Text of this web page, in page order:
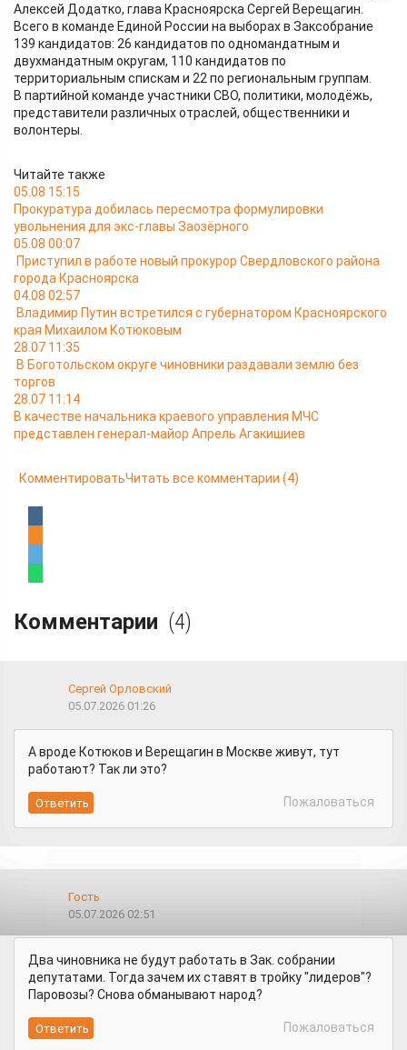
Алексей Додатко, глава Красноярска Сергей Верещагин.
Всего в команде Единой России на выборах в Заксобрание
139 кандидатов: 26 кандидатов по одномандатным и
двухмандатным округам, 110 кандидатов по
территориальным спискам и 22 по региональным группам.
В партийной команде участники СВО, политики, молодёжь,
представители различных отраслей, общественники и
волонтеры.
Читайте также
05.08 15:15
Прокуратура добилась пересмотра формулировки
увольнения для экс-главы Заозёрного
05.08 00:07
Приступил в работе новый прокурор Свердловского района
города Красноярска
04.08 02:57
Владимир Путин встретился с губернатором Красноярского
края Михаилом Котюковым
28.07 11:35
В Боготольском округе чиновники раздавали землю без
торгов
28.07 11:14
В качестве начальника краевого управления МЧС
представлен генерал-майор Апрель Агакишиев
КомментироватьЧитать все комментарии (4)
Комментарии (4)
Сергей Орловский
05.07.2026 01:26
А вроде Котюков и Верещагин в Москве живут, тут
работают? Так ли это?
Пожаловаться
Гость
05.07.2026 02:51
Два чиновника не будут работать в Зак. собрании
депутатами. Тогда зачем их ставят в тройку "лидеров"?
Паровозы? Снова обманывают народ?
Пожаловаться